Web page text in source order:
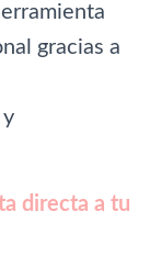
gracias a
directa a tu